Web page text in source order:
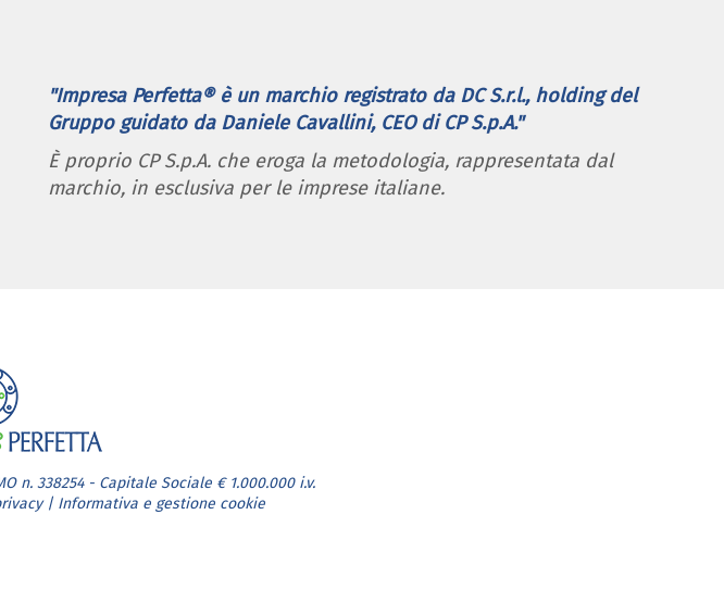
"Impresa Perfetta® è un marchio registrato da DC S.r.l., holding del
Gruppo guidato da Daniele Cavallini, CEO di CP S.p.A."
È proprio CP S.p.A. che eroga la metodologia, rappresentata dal
marchio, in esclusiva per le imprese italiane.
n. 338254 - Capitale Sociale € 1.000.000 i.v.
| Informativa e gestione cookie